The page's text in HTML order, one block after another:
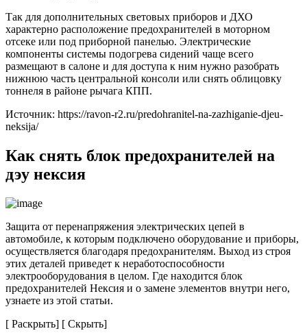
Так для дополнительных световых приборов и ДХО
характерно расположение предохранителей в моторном
отсеке или под приборной панелью. Электрические
компоненты системы подогрева сидений чаще всего
размещают в салоне и для доступа к ним нужно разобрать
нижнюю часть центральной консоли или снять облицовку
тоннеля в районе рычага КПП.
Источник: https://ravon-r2.ru/predohranitel-na-zazhiganie-djeu-
neksija/
Как снять блок предохранителей на
дэу нексия
Защита от перенапряжения электрических цепей в
автомобиле, к которым подключено оборудование и приборы,
осуществляется благодаря предохранителям. Выход из строя
этих деталей приведет к неработоспособности
электрооборудования в целом. Где находится блок
предохранителей Нексия и о замене элементов внутри него,
узнаете из этой статьи.
[ Раскрыть] [ Скрыть]